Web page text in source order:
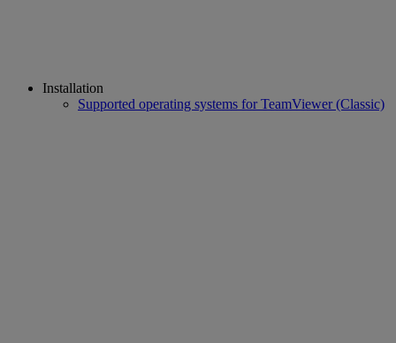
Installation
Supported operating systems for TeamViewer (Classic)